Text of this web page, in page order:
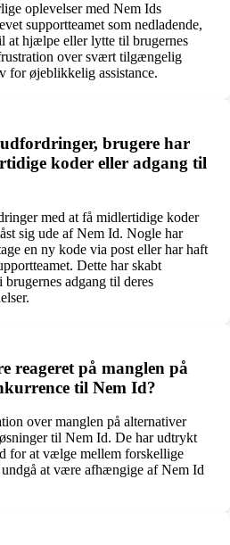
oplevelser med Nem Ids
supportteamet som nedladende,
at hjælpe eller lytte til brugernes
over svært tilgængelig
for øjeblikkelig assistance.
brugere har
koder eller adgang til
med at få midlertidige koder
sig ude af Nem Id. Nogle har
en ny kode via post eller har haft
Dette har skabt
adgang til deres
reageret på manglen på
til Nem Id?
over manglen på alternativer
til Nem Id. De har udtrykt
for at vælge mellem forskellige
at være afhængige af Nem Id